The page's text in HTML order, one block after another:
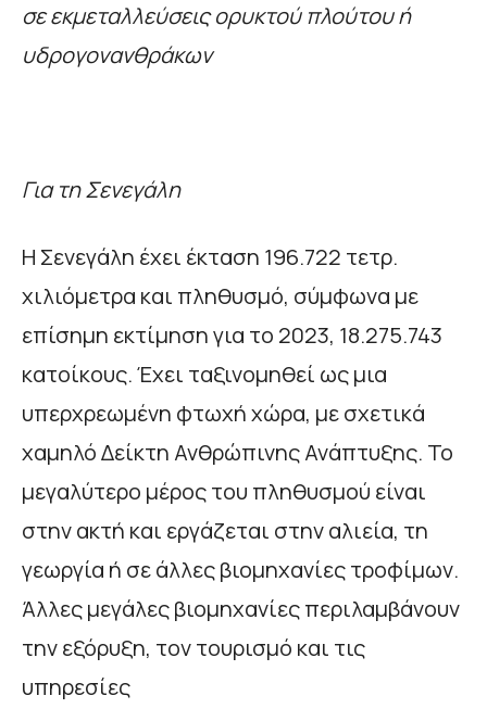
σε εκμεταλλεύσεις ορυκτού πλούτου ή
υδρογονανθράκων
Για τη Σενεγάλη
Η Σενεγάλη έχει έκταση 196.722 τετρ.
χιλιόμετρα και πληθυσμό, σύμφωνα με
επίσημη εκτίμηση για το 2023, 18.275.743
κατοίκους. Έχει ταξινομηθεί ως μια
υπερχρεωμένη φτωχή χώρα, με σχετικά
χαμηλό Δείκτη Ανθρώπινης Ανάπτυξης. Το
μεγαλύτερο μέρος του πληθυσμού είναι
στην ακτή και εργάζεται στην αλιεία, τη
γεωργία ή σε άλλες βιομηχανίες τροφίμων.
Άλλες μεγάλες βιομηχανίες περιλαμβάνουν
την εξόρυξη, τον τουρισμό και τις
υπηρεσίες